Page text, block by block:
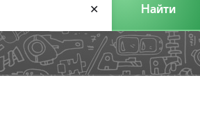
✕ Найти